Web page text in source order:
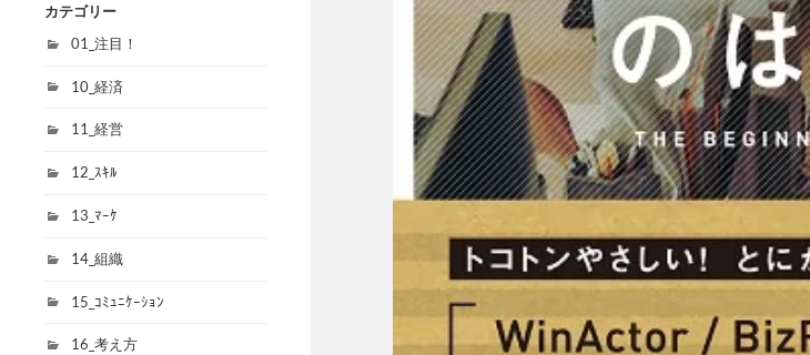
カテゴリー
01_注目！
10_経済
11_経営
12_ｽｷﾙ
13_ﾏｰｹ
14_組織
15_ｺﾐｭﾆｹｰｼｮﾝ
16_考え方